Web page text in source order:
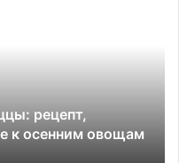
рецепт,
к осенним овощам